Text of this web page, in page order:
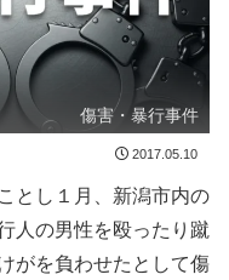
傷害・暴行事件
2017.05.10
とし１月、新潟市内の
人の男性を殴ったり蹴
がを負わせたとして傷